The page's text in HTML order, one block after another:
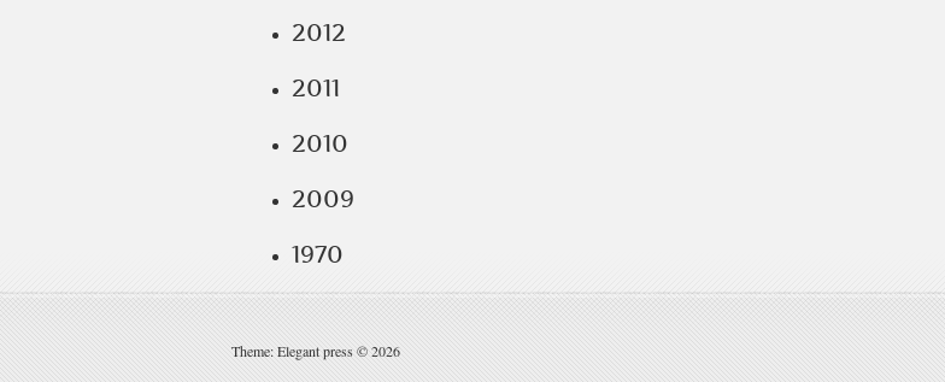
2012
2011
2010
2009
1970
Theme: Elegant press © 2026